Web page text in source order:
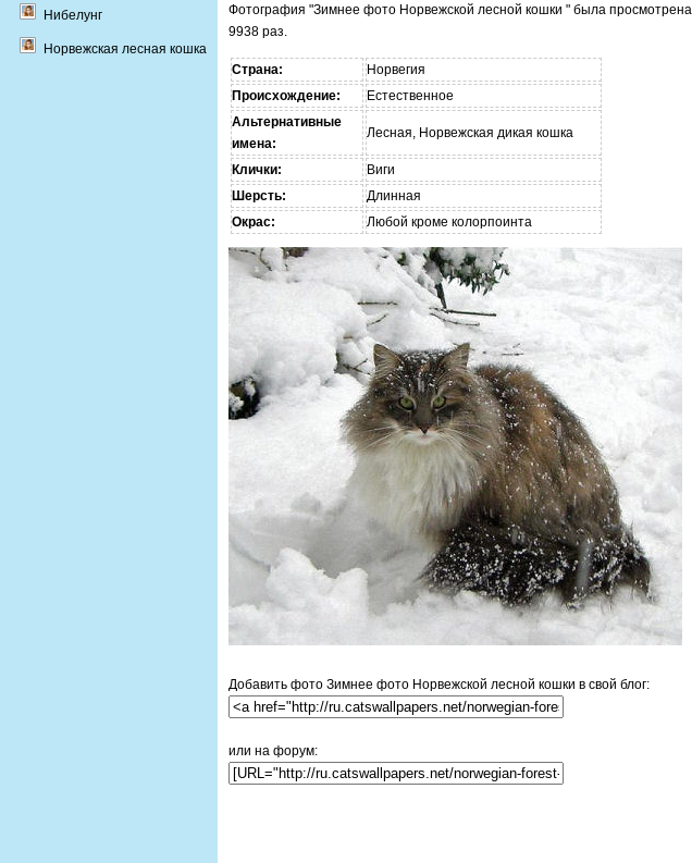
Фотография "Зимнее фото Норвежской лесной кошки " была просмотрена
9938 раз.
Страна:
Норвегия
Происхождение:
Естественное
Альтернативные
имена:
Лесная, Норвежская дикая кошка
Клички:
Виги
Шерсть:
Длинная
Окрас:
Любой кроме колорпоинта
Добавить фото Зимнее фото Норвежской лесной кошки в свой блог:
или на форум:
Нибелунг
Норвежская лесная кошка